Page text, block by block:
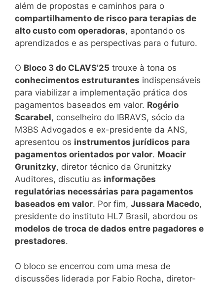
além de propostas e caminhos para o
compartilhamento de risco para terapias de
alto custo com operadoras, apontando os
aprendizados e as perspectivas para o futuro.
O Bloco 3 do CLAVS’25 trouxe à tona os
conhecimentos estruturantes indispensáveis
para viabilizar a implementação prática dos
pagamentos baseados em valor. Rogério
Scarabel, conselheiro do IBRAVS, sócio da
M3BS Advogados e ex-presidente da ANS,
apresentou os instrumentos jurídicos para
pagamentos orientados por valor. Moacir
Grunitzky, diretor técnico da Grunitzky
Auditores, discutiu as informações
regulatórias necessárias para pagamentos
baseados em valor. Por fim, Jussara Macedo,
presidente do instituto HL7 Brasil, abordou os
modelos de troca de dados entre pagadores e
prestadores.
O bloco se encerrou com uma mesa de
discussões liderada por Fabio Rocha, diretor-